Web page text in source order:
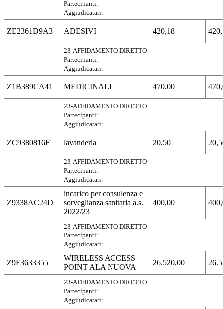
Partecipanti:
Aggiudicatari:
ZE2361D9A3 ADESIVI 420,18
23-AFFIDAMENTO DIRETTO
Partecipanti:
Aggiudicatari:
Z1B389CA41 MEDICINALI 470,00
23-AFFIDAMENTO DIRETTO
Partecipanti:
Aggiudicatari:
ZC9380816F lavanderia 20,50
23-AFFIDAMENTO DIRETTO
Partecipanti:
Aggiudicatari:
Z9338AC24D
incarico per consulenza e
sorveglianza sanitaria a.s.
2022/23
400,00
23-AFFIDAMENTO DIRETTO
Partecipanti:
Aggiudicatari:
Z9F3633355
WIRELESS ACCESS
POINT ALA NUOVA
26.520,00
23-AFFIDAMENTO DIRETTO
Partecipanti:
Aggiudicatari: